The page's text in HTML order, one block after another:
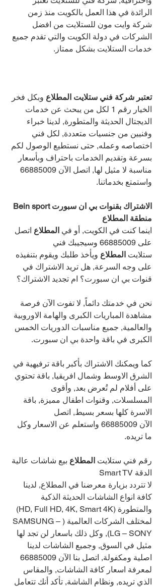
الرائدة في هذا العمل بالكويت منذ زمن
شركة وايت مون للستلايت من افضل
الشركات في دولة الكويت والتي تقدم جميع
خدمات الستلايت بشكل ممتاز.
تعتبر شركة فني ستلايت المطلاع وبكل فخر
الخيار رقم 1 لكل من يبحث عن خدمات
الديجتال الحديثة والمتطورة, لدينا خبراء
وفنيين من جنسيات متعددة, لكل فني
اختصاصه وعمله, حتى نستطيع الوصول لكم
بسرعة وتقديم الخدمات باحتراف وبأسعار
مناسبة لا مثيل لها, اتصل الآن 66885009
واستمتع بخدماتنا.
منطقة المطلاع
اينما كنت في الكويت, أو في المطلاع اتصل
على 66885009 وسيجيبك فني
ستلايت المطلاع ويأخذ طلبك ويقوم بتنفيذه
على وجه السرعة, هل تريد الاشتراك في
قنوات بي ان سبورت؟ ام تجديد الاشتراك؟
نحن في خدمتك دائماً, لا تفوت الآن فرصة
مشاهدة المباريات الكبرى والهامة الاوروبية
والعالمية, جميع مناسبات الدوريات الخمس
الكبرى في باقة واحدة بي ان سبورت.
كما ويمكنك الاشتراك بأكبر باقة ترفيهية في
الشرق الاوسط وشمال افريقيا, باقة تحتوي
على أفلام لم تُعرض بعد, وأقوى
المسلسلات, وقنوات اطفال مميزة, باقة
الاسرة كلها بسعر بسيط, اتصل
الآن 66885009 واستعلم عن الاسعار وكل
ما تريده.
رقم فني ستلايت المطلاع بيع شاشات عالية
الدقة Smart TV
لا تتردد بزيارة معرضنا في المطلاع, لدينا
كافة انواع الشاشات الحديثة الذكية
والمتطورة (HD, Full HD, 4K, Smart 4K)
لمختلف الشركات العالمية (SAMSUNG –
LG – SONY), وكل ذلك باسعار لن تجد لها
مثيل في السوق, وجميع الشاشات لدينا
اصلية ومكفولة, اتصل بنا الآن 66885009
لمعرفة اسعار كافة الشاشات, والمقاس
الذي تريده, ونظام الشاشة, تأكد أنك تتعامل